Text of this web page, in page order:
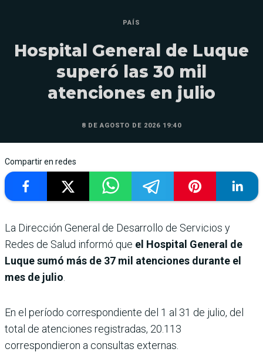
PAÍS
Hospital General de Luque
superó las 30 mil
atenciones en julio
8 DE AGOSTO DE 2026 19:40
Compartir en redes
La Dirección General de Desarrollo de Servicios y
Redes de Salud informó que el Hospital General de
Luque sumó más de 37 mil atenciones durante el
mes de julio
En el período correspondiente del 1 al 31 de julio, del
total de atenciones registradas, 20.113
correspondieron a consultas externas.